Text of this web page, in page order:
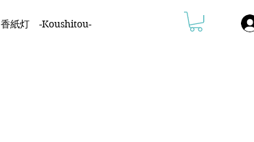
香紙灯 -Koushitou-